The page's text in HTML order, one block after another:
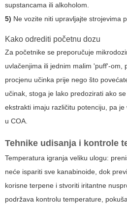
supstancama ili alkoholom.
5) Ne vozite niti upravljajte strojevima
Kako odrediti početnu dozu
Za početnike se preporučuje
uvlačenjima ili jednim malim 'puff'-om,
procjenu učinka prije nego što
učinak, stoga je lako predozirati ako
ekstrakti imaju različitu potenciju, pa
u COA.
Tehnike udisanja i kontrole
Temperatura igranja veliku ulogu:
neće ispariti sve kanabinoide, dok
korisne terpene i stvoriti iritantne
podržava kontrolu temperature,